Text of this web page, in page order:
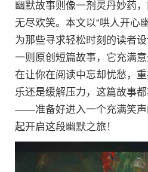
幽默故事则像一剂灵丹妙药
无尽欢笑。本文以“哄人开心
为那些寻求轻松时刻的读者
一则原创短篇故事，它充满
在让你在阅读中忘却忧愁，
乐还是缓解压力，这篇故事
——准备好进入一个充满笑声
起开启这段幽默之旅！